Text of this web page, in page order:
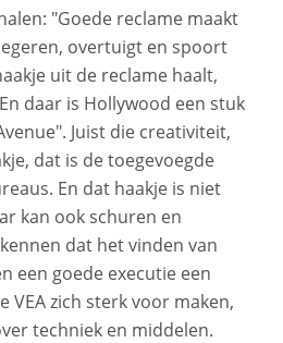
"Goede reclame maakt
overtuigt en spoort
uit de reclame haalt,
daar is Hollywood een stuk
Juist die creativiteit,
dat is de toegevoegde
En dat haakje is niet
kan ook schuren en
dat het vinden van
een goede executie een
VEA zich sterk voor maken,
techniek en middelen.